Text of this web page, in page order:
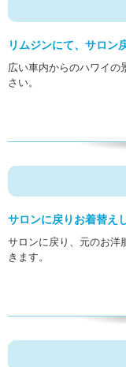
リムジンにて、サロン
広い車内からのハワイの
さい。
サロンに戻り お着替え
サロンに戻り、元のお洋
きます。